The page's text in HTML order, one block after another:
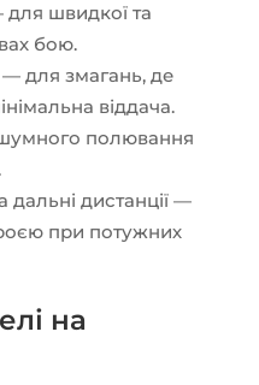
для швидкої та
бою.
— для змагань, де
віддача.
полювання
дальні дистанції —
при потужних
на